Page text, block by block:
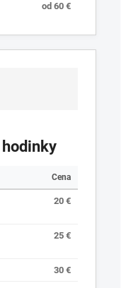
od 60 €
Cena
20 €
25 €
30 €